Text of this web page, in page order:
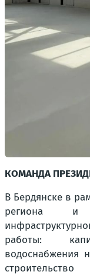
КОМАНДА
В Бердянске в
региона и
работы:
водоснабжения